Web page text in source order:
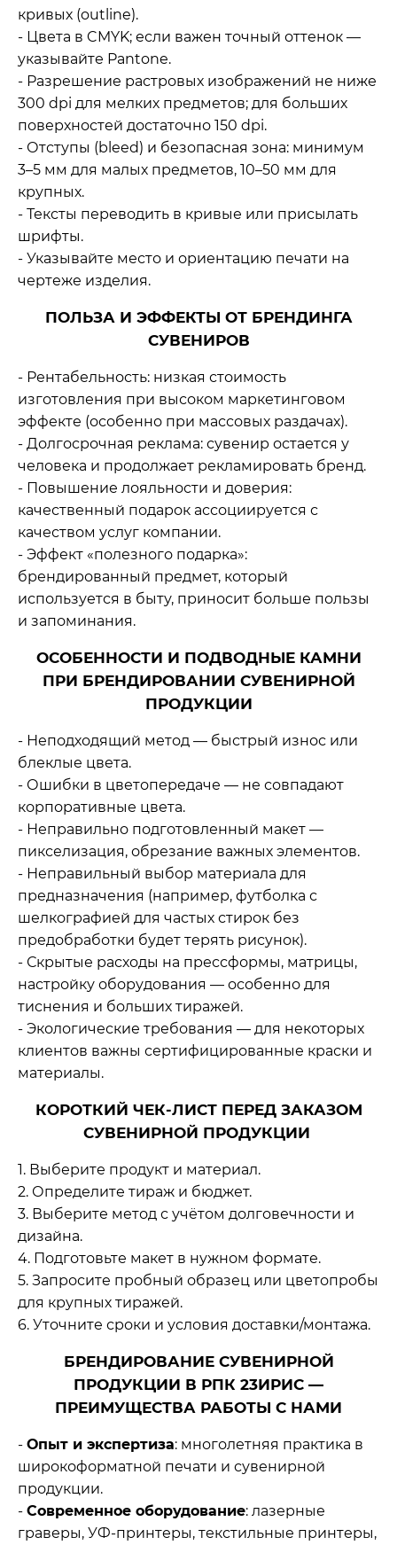
кривых (outline).
- Цвета в CMYK; если важен точный оттенок —
указывайте Pantone.
- Разрешение растровых изображений не ниже
300 dpi для мелких предметов; для больших
поверхностей достаточно 150 dpi.
- Отступы (bleed) и безопасная зона: минимум
3–5 мм для малых предметов, 10–50 мм для
крупных.
- Тексты переводить в кривые или присылать
шрифты.
- Указывайте место и ориентацию печати на
чертеже изделия.
ПОЛЬЗА И ЭФФЕКТЫ ОТ БРЕНДИНГА
СУВЕНИРОВ
- Рентабельность: низкая стоимость
изготовления при высоком маркетинговом
эффекте (особенно при массовых раздачах).
- Долгосрочная реклама: сувенир остается у
человека и продолжает рекламировать бренд.
- Повышение лояльности и доверия:
качественный подарок ассоциируется с
качеством услуг компании.
- Эффект «полезного подарка»:
брендированный предмет, который
используется в быту, приносит больше пользы
и запоминания.
ОСОБЕННОСТИ И ПОДВОДНЫЕ КАМНИ
ПРИ БРЕНДИРОВАНИИ СУВЕНИРНОЙ
ПРОДУКЦИИ
- Неподходящий метод — быстрый износ или
блеклые цвета.
- Ошибки в цветопередаче — не совпадают
корпоративные цвета.
- Неправильно подготовленный макет —
пикселизация, обрезание важных элементов.
- Неправильный выбор материала для
предназначения (например, футболка с
шелкографией для частых стирок без
предобработки будет терять рисунок).
- Скрытые расходы на прессформы, матрицы,
настройку оборудования — особенно для
тиснения и больших тиражей.
- Экологические требования — для некоторых
клиентов важны сертифицированные краски и
материалы.
КОРОТКИЙ ЧЕК‑ЛИСТ ПЕРЕД ЗАКАЗОМ
СУВЕНИРНОЙ ПРОДУКЦИИ
1. Выберите продукт и материал.
2. Определите тираж и бюджет.
3. Выберите метод с учётом долговечности и
дизайна.
4. Подготовьте макет в нужном формате.
5. Запросите пробный образец или цветопробы
для крупных тиражей.
6. Уточните сроки и условия доставки/монтажа.
БРЕНДИРОВАНИЕ СУВЕНИРНОЙ
ПРОДУКЦИИ В РПК 23ИРИС —
ПРЕИМУЩЕСТВА РАБОТЫ С НАМИ
- Опыт и экспертиза: многолетняя практика в
широкоформатной печати и сувенирной
продукции.
- Современное оборудование: лазерные
граверы, УФ‑принтеры, текстильные принтеры,